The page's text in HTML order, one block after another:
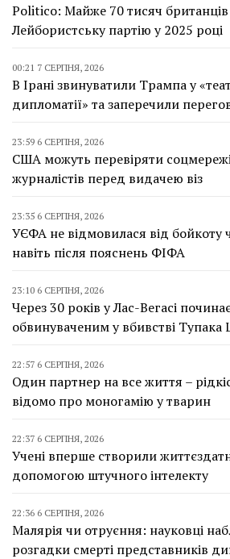
Politico: Майже 70 тисяч
Лейбористську партію у 2025 році
00:21 7 СЕРПНЯ, 2026
В Ірані звинуватили Трампа у
дипломатії» та заперечили
23:59 6 СЕРПНЯ, 2026
США можуть перевіряти
журналістів перед видачею віз
23:35 6 СЕРПНЯ, 2026
УЄФА не відмовилася від бойкоту
навіть після пояснень ФІФА
23:10 6 СЕРПНЯ, 2026
Через 30 років у Лас-Вегасі
обвинуваченим у вбивстві Тупака
22:57 6 СЕРПНЯ, 2026
Один партнер на все життя –
відомо про моногамію у тварин
22:37 6 СЕРПНЯ, 2026
Учені вперше створили
допомогою штучного інтелекту
22:36 6 СЕРПНЯ, 2026
Малярія чи отруєння: науковці
розгадки смерті представників